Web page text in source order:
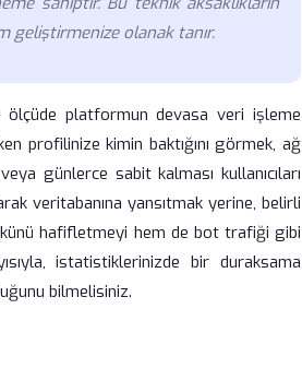
geliştirmenize olanak tanır.
ölçüde platformun devasa veri işleme
profilinize kimin baktığını görmek, ağ
günlerce sabit kalması kullanıcıları
veritabanına yansıtmak yerine, belirli
hafifletmeyi hem de bot trafiği gibi
istatistiklerinizde bir duraksama
bilmelisiniz.